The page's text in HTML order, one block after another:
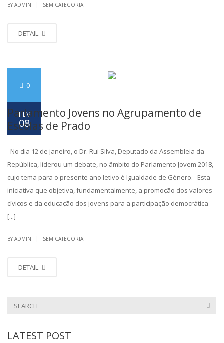
BY ADMIN SEM CATEGORIA
DETAIL
0
FEV
08
Parlamento Jovens no Agrupamento de
Escolas de Prado
No dia 12 de janeiro, o Dr. Rui Silva, Deputado da Assembleia da
República, liderou um debate, no âmbito do Parlamento Jovem 2018,
cujo tema para o presente ano letivo é Igualdade de Género. Esta
iniciativa que objetiva, fundamentalmente, a promoção dos valores
cívicos e da educação dos jovens para a participação democrática
[...]
BY ADMIN SEM CATEGORIA
DETAIL
LATEST POST